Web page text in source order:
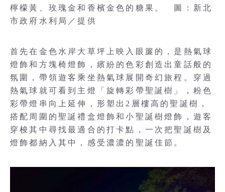
檸檬黃、玫瑰金和香檳金色的糖果。 圖：新北
市政府水利局／提供
首先在金色水岸大草坪上映入眼簾的，是熱氣球
燈飾和方塊椅燈飾，繽紛的色彩創造出童話般的
氛圍，帶領遊客乘坐熱氣球展開奇幻旅程。穿過
熱氣球就可看到主燈「旋轉彩帶聖誕樹」，粉色
彩帶燈串向上延伸，形塑出2層樓高的聖誕樹，
搭配周圍的聖誕禮盒燈飾和小聖誕樹燈飾，遊客
穿梭其中尋找最適合的打卡點，一次把聖誕樹及
燈飾都納入其中，感受濃濃的聖誕佳節。